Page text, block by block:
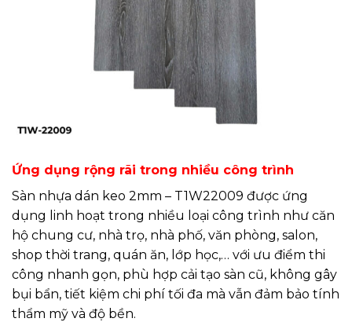
Ứng dụng rộng rãi trong nhiều công trình
Sàn nhựa dán keo 2mm – T1W22009 được ứng
dụng linh hoạt trong nhiều loại công trình như căn
hộ chung cư, nhà trọ, nhà phố, văn phòng, salon,
shop thời trang, quán ăn, lớp học,… với ưu điểm thi
công nhanh gọn, phù hợp cải tạo sàn cũ, không gây
bụi bẩn, tiết kiệm chi phí tối đa mà vẫn đảm bảo tính
thẩm mỹ và độ bền.